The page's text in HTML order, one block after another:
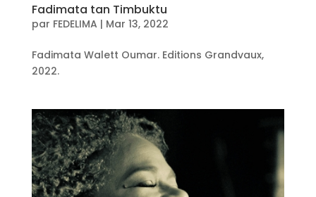
Fadimata tan Timbuktu
par FEDELIMA | Mar 13, 2022
Fadimata Walett Oumar. Editions Grandvaux,
2022.